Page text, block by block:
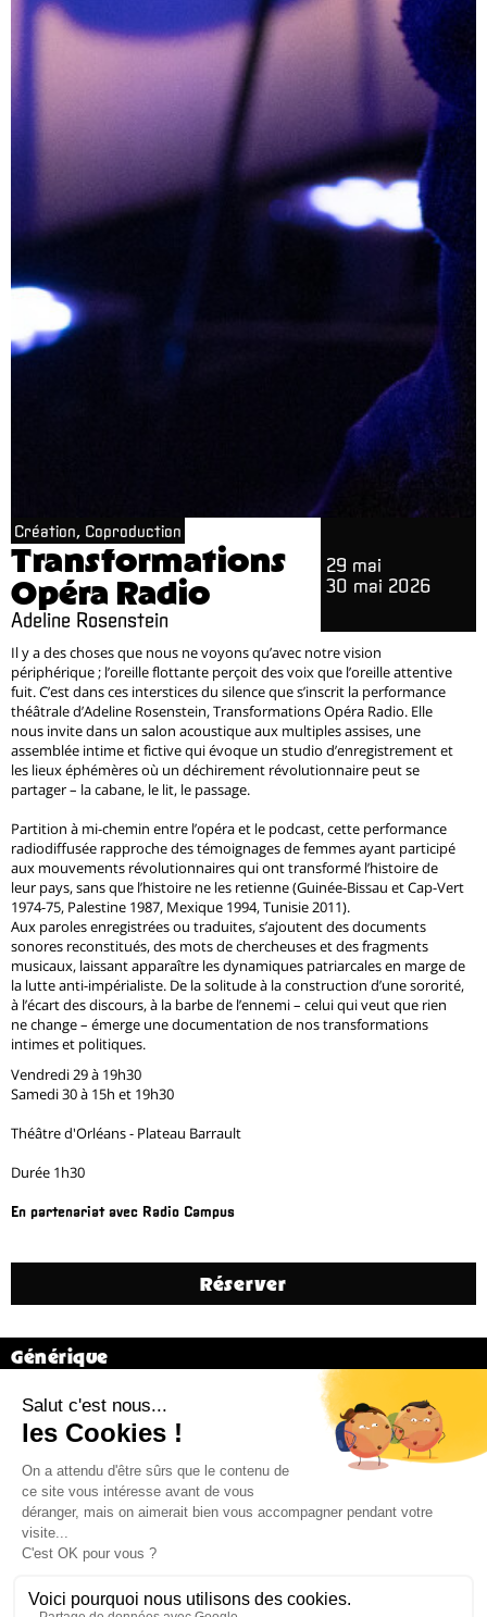
Création, Coproduction
Transformations
Opéra Radio
Adeline Rosenstein
29 mai
30 mai 2026
Il y a des choses que nous ne voyons qu’avec notre vision
périphérique ; l’oreille flottante perçoit des voix que l’oreille attentive
fuit. C’est dans ces interstices du silence que s’inscrit la performance
théâtrale d’Adeline Rosenstein, Transformations Opéra Radio. Elle
nous invite dans un salon acoustique aux multiples assises, une
assemblée intime et fictive qui évoque un studio d’enregistrement et
les lieux éphémères où un déchirement révolutionnaire peut se
partager – la cabane, le lit, le passage.
Partition à mi-chemin entre l’opéra et le podcast, cette performance
radiodiffusée rapproche des témoignages de femmes ayant participé
aux mouvements révolutionnaires qui ont transformé l’histoire de
leur pays, sans que l’histoire ne les retienne (Guinée-Bissau et Cap-Vert
1974-75, Palestine 1987, Mexique 1994, Tunisie 2011).
Aux paroles enregistrées ou traduites, s’ajoutent des documents
sonores reconstitués, des mots de chercheuses et des fragments
musicaux, laissant apparaître les dynamiques patriarcales en marge de
la lutte anti-impérialiste. De la solitude à la construction d’une sororité,
à l’écart des discours, à la barbe de l’ennemi – celui qui veut que rien
ne change – émerge une documentation de nos transformations
intimes et politiques.
Vendredi 29 à 19h30
Samedi 30 à 15h et 19h30
Théâtre d'Orléans - Plateau Barrault
Durée 1h30
En partenariat avec Radio Campus
Réserver
Générique
Adeline Rosenstein
Précédent Suivant
Billetterie 02 38 81 01 00 (du mardi au vendredi de 14h à 18h)
Administration 02 38 62 15 55 –cdn@cdn-orleans.com
CDN Orléans / Centre-Val de Loire Boulevard Pierre Ségelle 45000 Orléans
Mentions légales
Email *